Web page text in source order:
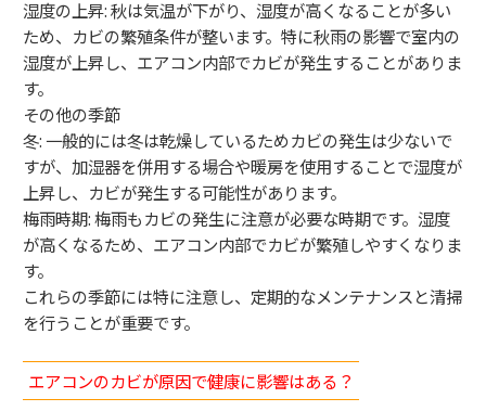
湿度の上昇: 秋は気温が下がり、湿度が高くなることが多い
ため、カビの繁殖条件が整います。特に秋雨の影響で室内の
湿度が上昇し、エアコン内部でカビが発生することがありま
す。
その他の季節
冬: 一般的には冬は乾燥しているためカビの発生は少ないで
すが、加湿器を併用する場合や暖房を使用することで湿度が
上昇し、カビが発生する可能性があります。
梅雨時期: 梅雨もカビの発生に注意が必要な時期です。湿度
が高くなるため、エアコン内部でカビが繁殖しやすくなりま
す。
これらの季節には特に注意し、定期的なメンテナンスと清掃
を行うことが重要です。
エアコンのカビが原因で健康に影響はある？